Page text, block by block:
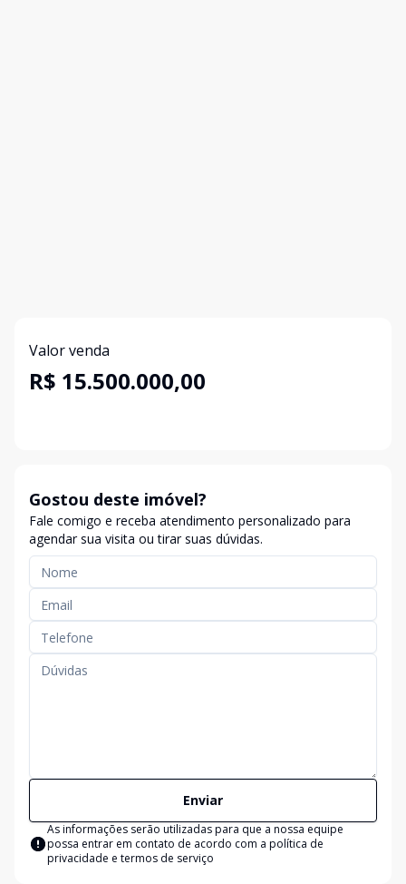
Valor venda
R$ 15.500.000,00
Gostou deste imóvel?
Fale comigo e receba atendimento personalizado para
agendar sua visita ou tirar suas dúvidas.
Enviar
As informações serão utilizadas para que a nossa equipe
possa entrar em contato de acordo com a política de
privacidade e termos de serviço